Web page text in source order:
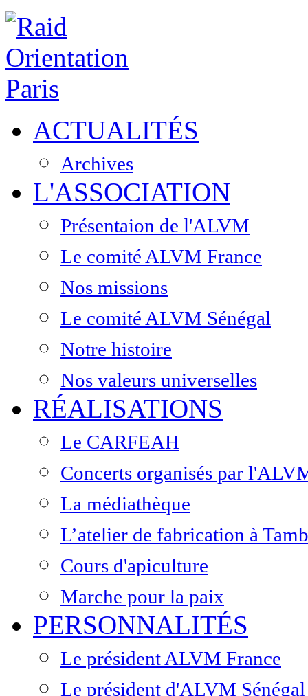
ACTUALITÉS
Archives
L'ASSOCIATION
Présentaion de l'ALVM
Le comité ALVM France
Nos missions
Le comité ALVM Sénégal
Notre histoire
Nos valeurs universelles
RÉALISATIONS
Le CARFEAH
Concerts organisés par
La médiathèque
L’atelier de fabrication à
Cours d'apiculture
Marche pour la paix
PERSONNALITÉS
Le président ALVM France
Le président d'ALVM Sénégal